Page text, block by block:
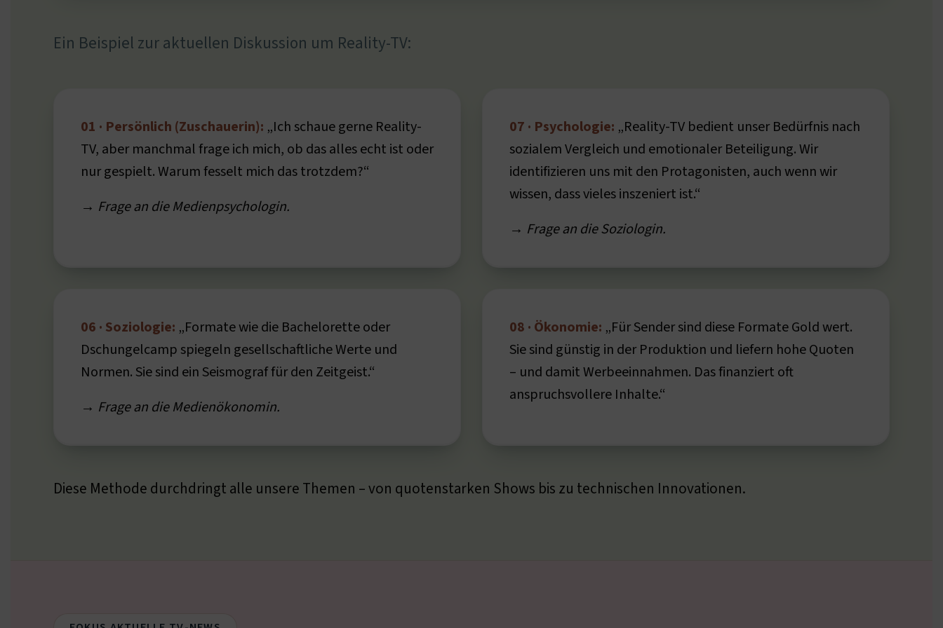
Ein Beispiel zur aktuellen Diskussion um Reality-TV:
01 · Persönlich (Zuschauerin): „Ich schaue gerne Reality-
TV, aber manchmal frage ich mich, ob das alles echt ist oder
nur gespielt. Warum fesselt mich das trotzdem?“
→ Frage an die Medienpsychologin.
07 · Psychologie: „Reality-TV bedient unser Bedürfnis nach
sozialem Vergleich und emotionaler Beteiligung. Wir
identifizieren uns mit den Protagonisten, auch wenn wir
wissen, dass vieles inszeniert ist.“
→ Frage an die Soziologin.
06 · Soziologie: „Formate wie die Bachelorette oder
Dschungelcamp spiegeln gesellschaftliche Werte und
Normen. Sie sind ein Seismograf für den Zeitgeist.“
→ Frage an die Medienökonomin.
08 · Ökonomie: „Für Sender sind diese Formate Gold wert.
Sie sind günstig in der Produktion und liefern hohe Quoten
– und damit Werbeeinnahmen. Das finanziert oft
anspruchsvollere Inhalte.“
Diese Methode durchdringt alle unsere Themen – von quotenstarken Shows bis zu technischen Innovationen.